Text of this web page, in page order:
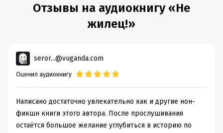
Продюсер аудиозаписи: Татьяна Плюта
Год издания:
Дата поступления:
ISBN (EAN): 9785171215101
Отзывы на аудиокнигу «Не
жилец!»
seror...@vuganda.com
Оценил аудиокнигу
Написано достаточно увлекательно как и другие нон-
фикшн книги этого автора. После прослушивания
остаётся большое желание углубиться в историю по